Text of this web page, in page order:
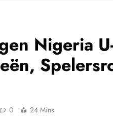
Nigeria
0 24 Mins